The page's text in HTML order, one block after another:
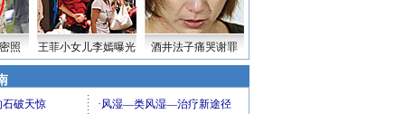
照 王菲小女儿李嫣曝光 酒井法子痛哭谢罪